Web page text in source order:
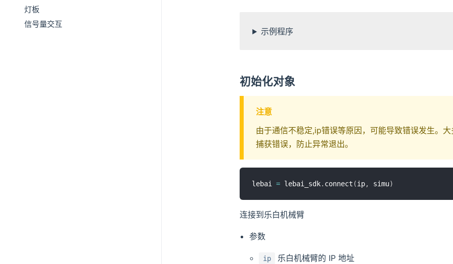
灯板
信号量交互
示例程序
初始化对象
注意
由于通信不稳定,ip错误等原因，可能导致错误发生。
捕获错误，防止异常退出。
lebai = lebai_sdk. connect (ip, simu)
连接到乐白机械臂
参数
ip 乐白机械臂的 IP 地址